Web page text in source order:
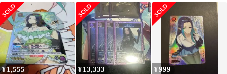
Cパラレル 3枚 ユニア
リ
U★ ユニオンアリーナ
ユニアリ
¥1,555 ¥ 13,333 ¥999